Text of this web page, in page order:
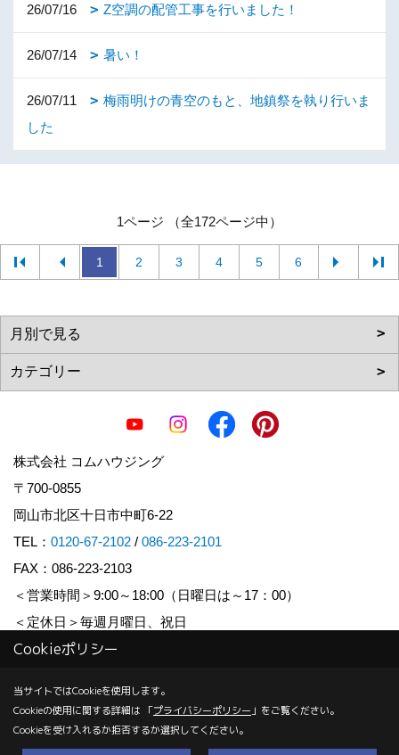
26/07/16 Z空調の配管工事を行いました！
26/07/14 暑い！
26/07/11
梅雨明けの青空のもと、地鎮祭を執り行いま
した
1ページ （全172ページ中）
1 2 3 4 5 6
株式会社 コムハウジング
〒700-0855
岡山市北区十日市中町6-22
TEL： 0120-67-2102 / 086-223-2101
FAX：086-223-2103
＜営業時間＞9:00～18:00（日曜日は～17：00）
＜定休日＞毎週月曜日、祝日
Copyright (c) COM HOUSHING Inc. All Rights Reserved.
Produced byゴデスクリエイト
Cookieポリシー
当サイトではCookieを使用します。
Cookieの使用に関する詳細は 「プライバシーポリシー 」をご覧ください。
Cookieを受け入れるか拒否するか選択してください。